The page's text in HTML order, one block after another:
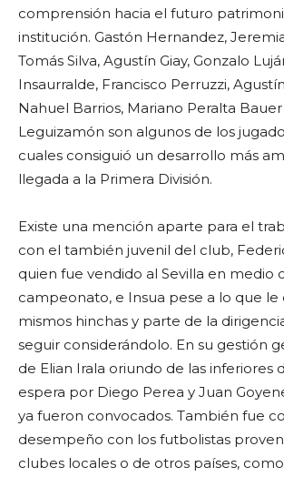
comprensión hacia el futuro
institución. Gastón Hernandez,
Tomás Silva, Agustín Giay, Gonzalo
Insaurralde, Francisco Perruzzi,
Nahuel Barrios, Mariano Peralta
Leguizamón son algunos de los
cuales consiguió un desarrollo más
llegada a la Primera División.
Existe una mención aparte para el
con el también juvenil del club,
quien fue vendido al Sevilla en medio
campeonato, e Insua pese a lo que le
mismos hinchas y parte de la
seguir considerándolo. En su gestión
de Elian Irala oriundo de las inferiores
espera por Diego Perea y Juan
ya fueron convocados. También fue
desempeño con los futbolistas
clubes locales o de otros países,